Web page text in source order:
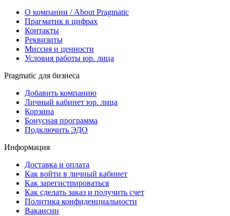
О компании / About Pragmatic
Прагматик в цифрах
Контакты
Реквизиты
Миссия и ценности
Условия работы юр. лица
Pragmatic для бизнеса
Добавить компанию
Личный кабинет юр. лица
Корзина
Бонусная программа
Подключить ЭДО
Информация
Доставка и оплата
Как войти в личный кабинет
Как зарегистрироваться
Как сделать заказ и получить счет
Политика конфиденциальности
Вакансии